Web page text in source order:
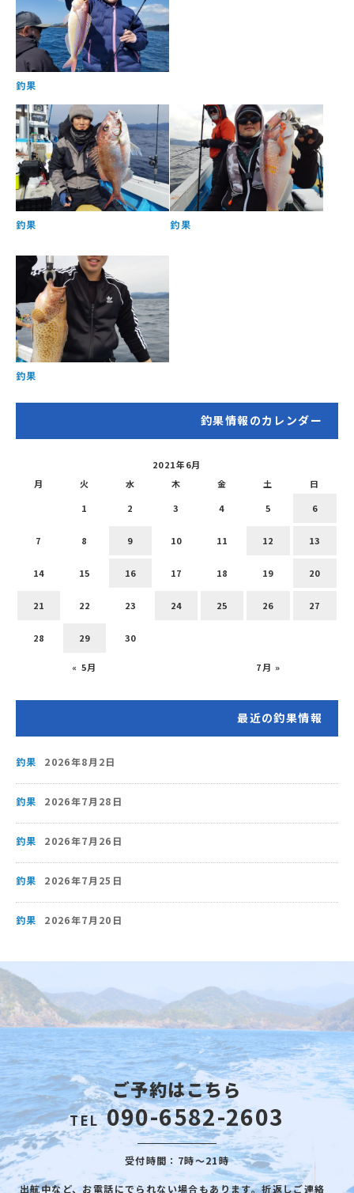
釣果
釣果 釣果
釣果
釣果情報のカレンダー
2021年6月
月
火 水 木 金 土 日
« 5月 7月 »
1 2 3 4 5 6
7 8 9 10 11 12 13
14 15 16 17 18 19 20
21 22 23 24 25 26 27
28 29 30
最近の釣果情報
釣果 2026年8月2日
釣果 2026年7月28日
釣果 2026年7月26日
釣果 2026年7月25日
釣果 2026年7月20日
ご予約はこちら
TEL 090-6582-2603
受付時間：7時～21時
出航中など、お電話にでられない場合もあります。折返しご連絡